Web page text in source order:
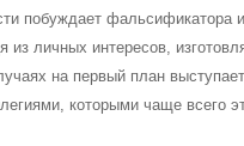
побуждает фальсификатора
из личных интересов,
на первый план выступает
которыми чаще всего